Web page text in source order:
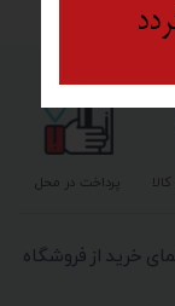
پرداخت در محل
خرید از فروشگاه